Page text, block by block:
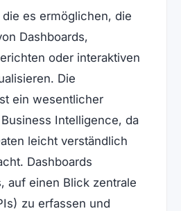
es ermöglichen, die
Dashboards,
oder interaktiven
Die
ein wesentlicher
Intelligence, da
leicht verständlich
Dashboards
auf einen Blick zentrale
zu erfassen und